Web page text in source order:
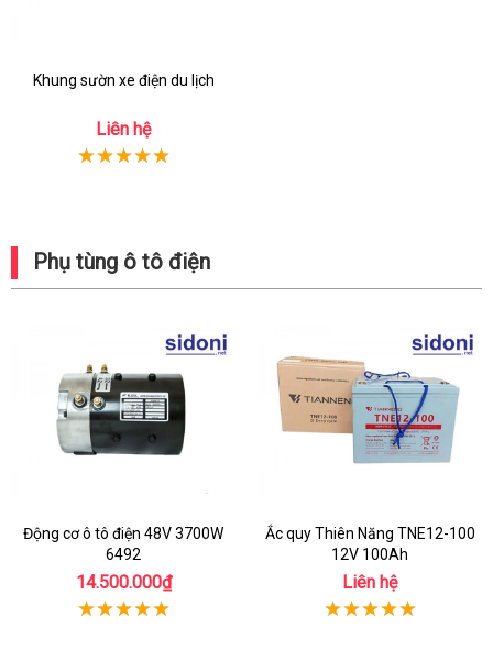
Khung sườn xe điện du lịch
Liên hệ
Phụ tùng ô tô điện
Động cơ ô tô điện 48V 3700W
6492
14.500.000₫
Ắc quy Thiên Năng TNE12-100
12V 100Ah
Liên hệ